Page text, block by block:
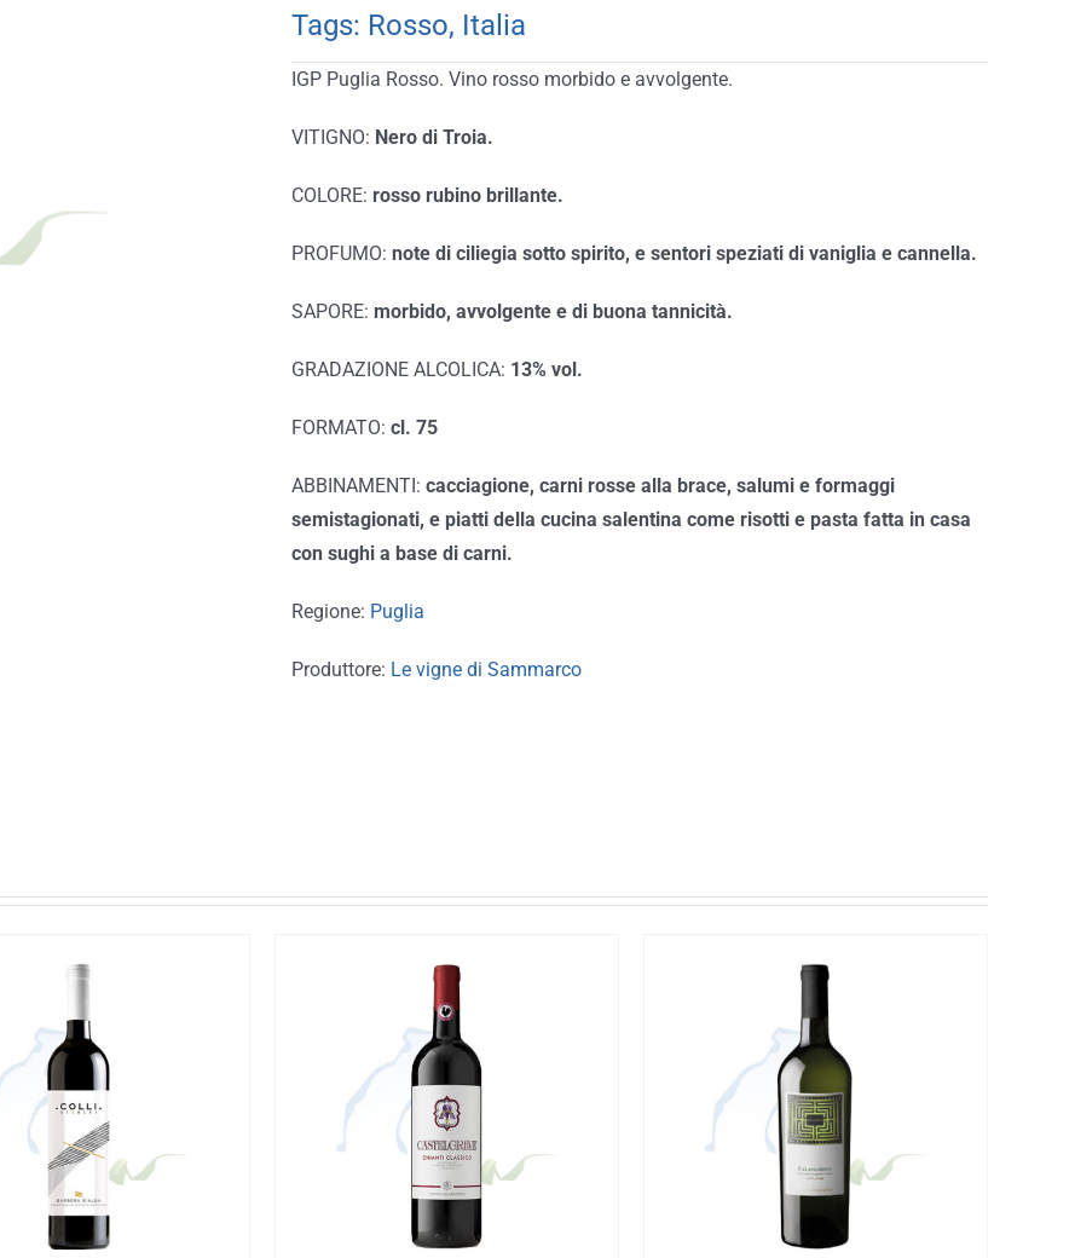
Tags: Rosso, Italia
IGP Puglia Rosso. Vino rosso morbido e avvolgente.
VITIGNO: Nero di Troia.
COLORE: rosso rubino brillante.
PROFUMO: note di ciliegia sotto spirito, e sentori speziati di vaniglia e cannella.
SAPORE: morbido, avvolgente e di buona tannicità.
GRADAZIONE ALCOLICA: 13% vol.
FORMATO: cl. 75
ABBINAMENTI: cacciagione, carni rosse alla brace, salumi e formaggi
semistagionati, e piatti della cucina salentina come risotti e pasta fatta in casa
con sughi a base di carni.
Regione: Puglia
Produttore: Le vigne di Sammarco